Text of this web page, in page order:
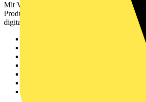
Mit Voltimum erhalten Elektrofachkräfte
Produktinformationen, Schulungen und Tools
digitalen Plattform und Community.